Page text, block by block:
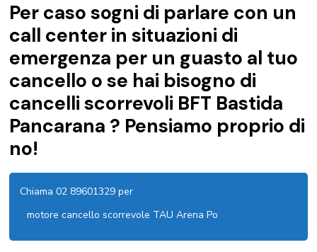
Per caso sogni di parlare con un
call center in situazioni di
emergenza per un guasto al tuo
cancello o se hai bisogno di
cancelli scorrevoli BFT Bastida
Pancarana ? Pensiamo proprio di
no!
Chiama 02 89601329 per
motore cancello scorrevole TAU Arena Po